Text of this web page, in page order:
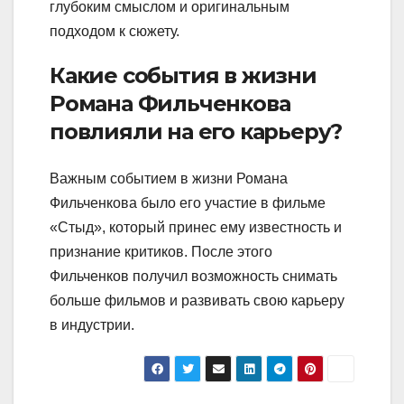
глубоким смыслом и оригинальным
подходом к сюжету.
Какие события в жизни
Романа Фильченкова
повлияли на его карьеру?
Важным событием в жизни Романа
Фильченкова было его участие в фильме
«Стыд», который принес ему известность и
признание критиков. После этого
Фильченков получил возможность снимать
больше фильмов и развивать свою карьеру
в индустрии.